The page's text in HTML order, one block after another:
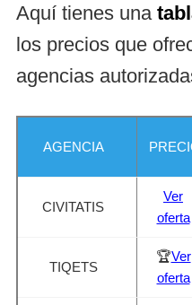
Aquí tienes una
los precios que
agencias
AGENCIA
CIVITATIS
Ver
oferta
TIQETS
🏆Ver
oferta